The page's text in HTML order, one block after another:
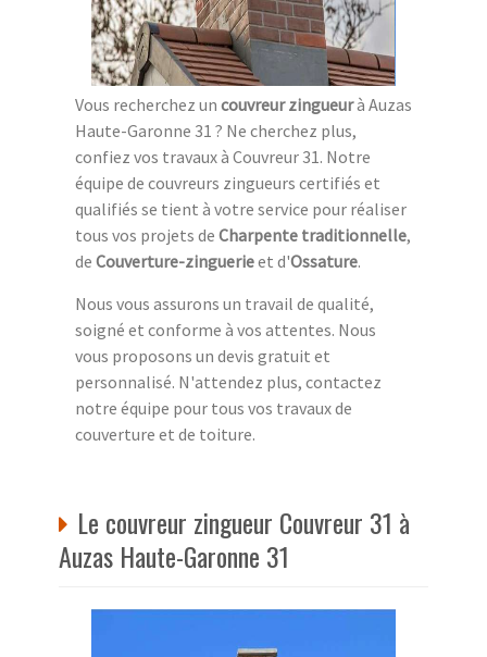
Vous recherchez un couvreur zingueurà Auzas
Haute-Garonne 31 ? Ne cherchez plus,
confiez vos travaux à Couvreur 31. Notre
équipe de couvreurs zingueurs certifiés et
qualifiés se tient à votre service pour réaliser
tous vos projets de Charpente traditionnelle,
de Couverture-zinguerieet d'Ossature.
Nous vous assurons un travail de qualité,
soigné et conforme à vos attentes. Nous
vous proposons un devis gratuit et
personnalisé. N'attendez plus, contactez
notre équipe pour tous vos travaux de
couverture et de toiture.
Le couvreur zingueur Couvreur 31 à
Auzas Haute-Garonne 31